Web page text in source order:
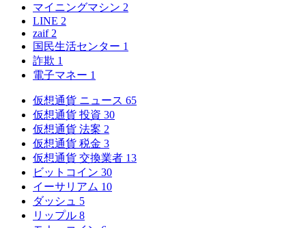
マイニングマシン 2
LINE 2
zaif 2
国民生活センター 1
詐欺 1
電子マネー 1
仮想通貨 ニュース 65
仮想通貨 投資 30
仮想通貨 法案 2
仮想通貨 税金 3
仮想通貨 交換業者 13
ビットコイン 30
イーサリアム 10
ダッシュ 5
リップル 8